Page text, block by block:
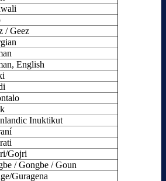
/ Geez
English
Inuktikut
Gojri
/ Gongbe / Goun
Guragena